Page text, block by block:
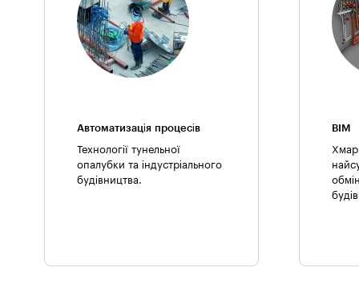
Автоматизація процесів
Технології тунельної
опалубки та індустріального
будівництва.
BIM